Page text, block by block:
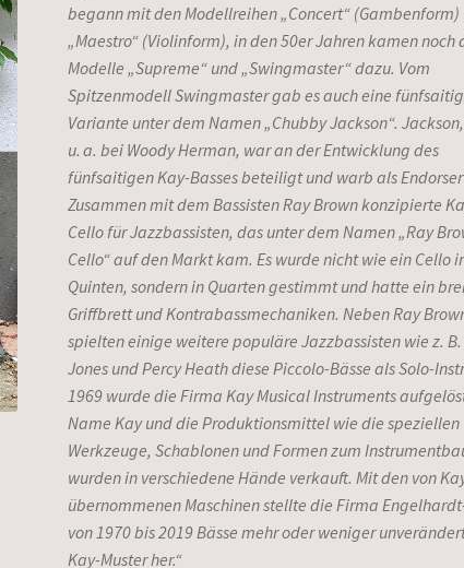
begann mit den Modellreihen „Concert“ (Gambenform)
„Maestro“ (Violinform), in den 50er Jahren kamen noch
Modelle „Supreme“ und „Swingmaster“ dazu. Vom
Spitzenmodell Swingmaster gab es auch eine
Variante unter dem Namen „Chubby Jackson“.
u. a. bei Woody Herman, war an der Entwicklung des
fünfsaitigen Kay-Basses beteiligt und warb als Endorser
Zusammen mit dem Bassisten Ray Brown konzipierte
Cello für Jazzbassisten, das unter dem Namen „Ray
Cello“ auf den Markt kam. Es wurde nicht wie ein Cello
Quinten, sondern in Quarten gestimmt und hatte ein
Griffbrett und Kontrabassmechaniken. Neben Ray
spielten einige weitere populäre Jazzbassisten wie z. B.
Jones und Percy Heath diese Piccolo-Bässe als Solo-
1969 wurde die Firma Kay Musical Instruments
Name Kay und die Produktionsmittel wie die speziellen
Werkzeuge, Schablonen und Formen zum
wurden in verschiedene Hände verkauft. Mit den von
übernommenen Maschinen stellte die Firma
von 1970 bis 2019 Bässe mehr oder weniger
Kay-Muster her.“